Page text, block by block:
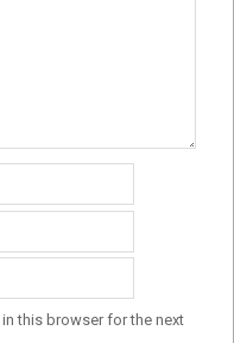
this browser for the next